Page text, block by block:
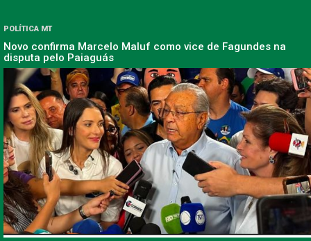
POLÍTICA MT
Novo confirma Marcelo Maluf como vice de Fagundes na
disputa pelo Paiaguás